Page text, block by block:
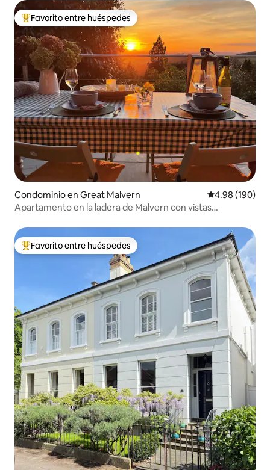
De los mejores en Favorito entre huéspedes
Favorito entre huéspedes
Condominio en Great Malvern Calificación
4.98 (190)
Apartamento en la ladera de Malvern con vistas
De los mejores en Favorito entre huéspedes
Favorito entre huéspedes